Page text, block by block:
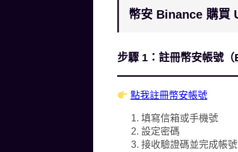
幣安 Binance 購買
步驟 1：註冊幣安帳號（
點我註冊幣安帳號
填寫信箱或手機號
設定密碼
接收驗證碼並完成帳